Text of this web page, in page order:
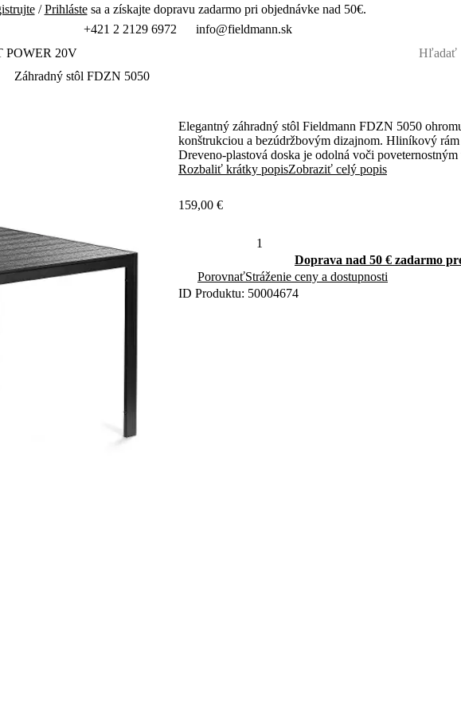
/Prihlástesa a získajte dopravu zadarmo pri objednávke nad 50€.
+421 2 2129 6972
info@fieldmann.sk
POWER 20V
Záhradný stôl FDZN 5050
Elegantný záhradný stôl Fieldmann FDZN 5050
konštrukciou a bezúdržbovým dizajnom. Hliníkový
Dreveno-plastová doska je odolná voči
použitie.
Rozbaliť krátky popisZobraziť celý popis
159,00 €
Doprava nad 50 € zadarmo
PorovnaťStráženie ceny a dostupnosti
ID Produktu: 50004674